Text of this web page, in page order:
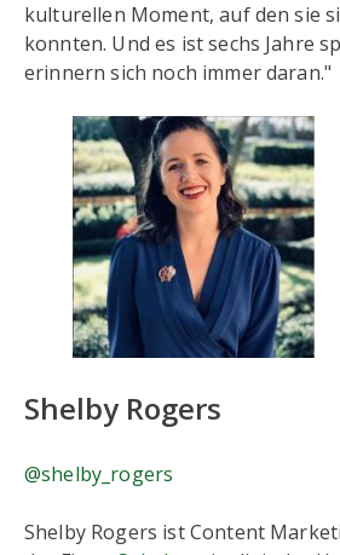
kulturellen Moment, auf den sie
konnten. Und es ist sechs Jahre
erinnern sich noch immer daran."
Shelby Rogers
@shelby_rogers
Shelby Rogers ist Content